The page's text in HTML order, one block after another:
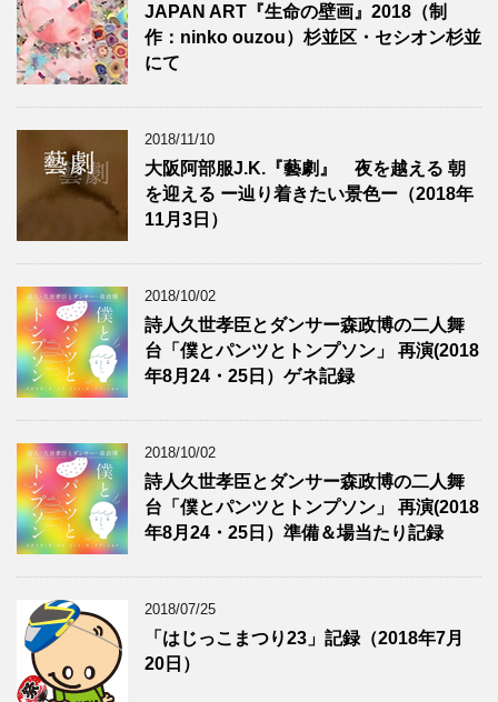
JAPAN ART『生命の壁画』2018（制
作：ninko ouzou）杉並区・セシオン杉並
にて
2018/11/10
大阪阿部服J.K.『藝劇』 夜を越える 朝
を迎える ー辿り着きたい景色ー（2018年
11月3日）
2018/10/02
詩人久世孝臣とダンサー森政博の二人舞
台「僕とパンツとトンプソン」 再演(2018
年8月24・25日）ゲネ記録
2018/10/02
詩人久世孝臣とダンサー森政博の二人舞
台「僕とパンツとトンプソン」 再演(2018
年8月24・25日）準備＆場当たり記録
2018/07/25
「はじっこまつり23」記録（2018年7月
20日）